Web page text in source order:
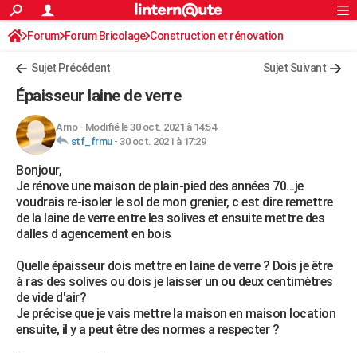
ACTUALITÉS
Politique
Société
Faits Divers
Education
Monde
Villes
+
FINANCE
Retraite
Impôts
Epargne
Immobilier
Risques naturels par ville
Banque
Assurance
Crédit
AUTO
Essais
Réserver un essai
Citadines
Berlines
SUV
Forum auto
+HIGH-TECH
Mobiles
Meilleur smartphone
Internet
Ordinateurs
Jeux vidéo
Guide high-tech
+BRICOLAGE
Forum
Aménagement intérieur
Extérieur
Cuisine
Salle de bains
Jardinage
Rangement
Guides de France
Escapades
Patrimoine
Expositions
Musées
Week-end nature
+LIFESTYLE
Art de vivre
Bien-être
Loisirs
ModeModes de vie
SANTE
Alimentation
Guide de la santé
Médicaments
Rechercher
S'inscrire
Connexion
Forum Forum Bricolage Construction et rénovation
Sujet Précédent Sujet Suivant
Épaisseur laine de verre
Arno- Modifié le 30 oct. 2021 à 14:54
stf_frmu- 30 oct. 2021 à 17:29
Bonjour,
Je rénove une maison de plain-pied des années 70...je
voudrais re-isoler le sol de mon grenier, c est dire remettre
de la laine de verre entre les solives et ensuite mettre des
dalles d agencement en bois
Quelle épaisseur dois mettre en laine de verre ? Dois je être
à ras des solives ou dois je laisser un ou deux centimètres
de vide d'air?
Je précise que je vais mettre la maison en maison location
ensuite, il y a peut être des normes a respecter ?